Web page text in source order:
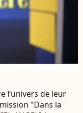
l’univers de leur
"Dans la